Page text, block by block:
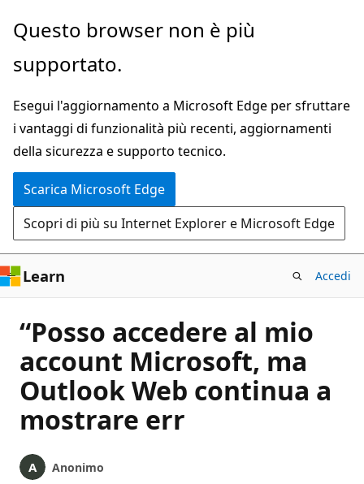
Ignora
passa
contenuto
principale
Questo browser non è più
supportato.
Esegui l'aggiornamento a Microsoft Edge per sfruttare
i vantaggi di funzionalità più recenti, aggiornamenti
della sicurezza e supporto tecnico.
Scarica Microsoft Edge
Scopri di più su Internet Explorer e Microsoft Edge
Learn Accedi
“Posso accedere al mio
account Microsoft, ma
Outlook Web continua a
mostrare err
Anonimo